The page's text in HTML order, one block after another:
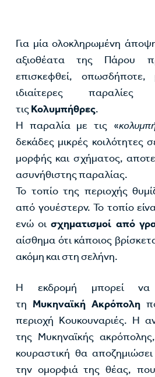
Για μία ολοκληρωμένη
αξιοθέατα της Πάρου
επισκεφθεί,
ιδιαίτερες
τις Κολυμπήθρες.
Η παραλία με τις «
δεκάδες μικρές κοιλότητες
μορφής και σχήματος,
ασυνήθιστης παραλίας.
Το τοπίο της περιοχής
από γουέστερν. Το τοπίο
ενώ οισχηματισμοί από
αίσθημα ότι κάποιος
ακόμη και στη σελήνη.
Η εκδρομή μπορεί να
τη Μυκηναϊκή Ακρόπολη
περιοχή Κουκουναριές. Η
της Μυκηναϊκής ακρόπολης,
κουραστική θα
την ομορφιά της θέας, που